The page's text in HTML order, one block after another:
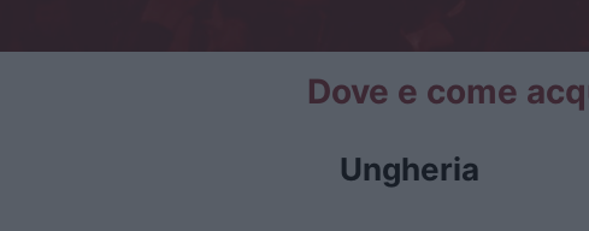
Dove e come
Ungheria